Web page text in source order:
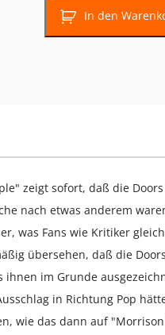
In den
zeigt sofort, daß die
nach etwas anderem
was Fans wie Kritiker
übersehen, daß die
im Grunde
in Richtung Pop
wie das dann auf